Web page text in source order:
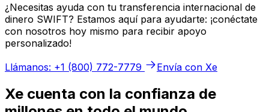
¿Necesitas ayuda con tu transferencia internacional de
dinero SWIFT? Estamos aquí para ayudarte: ¡conéctate
con nosotros hoy mismo para recibir apoyo
personalizado!
Llámanos: +1 (800) 772-7779
Envía con Xe
Xe cuenta con la confianza de